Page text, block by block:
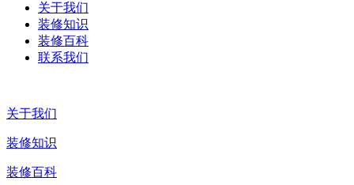
关于我们
装修知识
装修百科
联系我们
关于我们
装修知识
装修百科